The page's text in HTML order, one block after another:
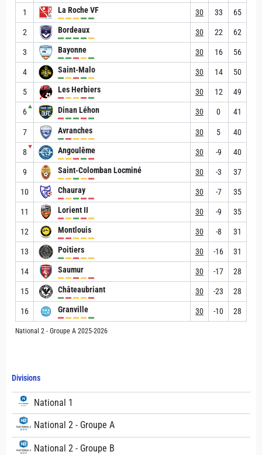
Divisions
National 1
National 2 - Groupe A
National 2 - Groupe B
1 La Roche VF 30 33 65
2 Bordeaux 30 22 62
3 Bayonne 30 16 56
4 Saint-Malo 30 14 50
5 Les Herbiers 30 12 49
6
▲ Dinan Léhon 30 0 41
7 Avranches 30 5 40
8
▼ Angoulême 30 -9 40
9 Saint-Colomban Locminé 30 -3 37
10 Chauray 30 -7 35
11 Lorient II 30 -9 35
12 Montlouis 30 -8 31
13 Poitiers 30 -16 31
14 Saumur 30 -17 28
15 Châteaubriant 30 -23 28
16 Granville 30 -10 28
National 2 - Groupe A 2025-2026